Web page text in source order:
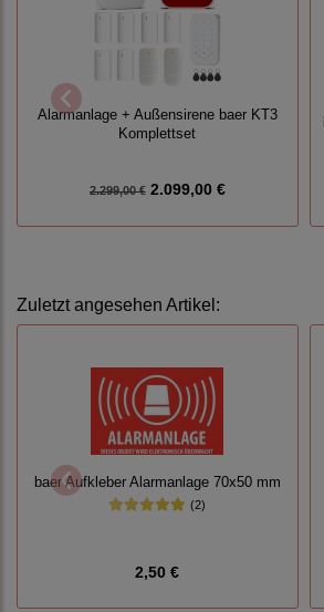
Alarmanlage + Außensirene baer KT3
Komplettset
2.299,00 €2.099,00 €
Zuletzt angesehen Artikel:
baer Aufkleber Alarmanlage 70x50 mm
(2)
2,50 €